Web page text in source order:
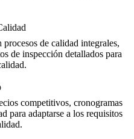
de calidad integrales,
de inspección detallados para
competitivos, cronogramas
para adaptarse a los requisitos